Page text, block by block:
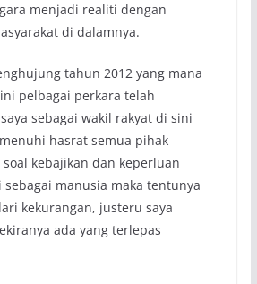
menjadi realiti dengan
di dalamnya.
tahun 2012 yang mana
pelbagai perkara telah
sebagai wakil rakyat di sini
hasrat semua pihak
kebajikan dan keperluan
sebagai manusia maka tentunya
kekurangan, justeru saya
ada yang terlepas